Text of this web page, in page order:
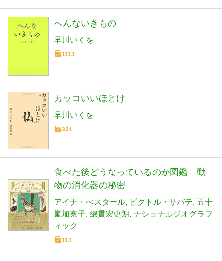
へんないきもの
早川いくを
1113
カッコいいほとけ
早川いくを
331
食べた後どうなっているのか図鑑 動
物の消化器の秘密
アイナ・べスタール ビクトル・サバテ 五十
嵐加奈子 綿貫宏史朗 ナショナルジオグラフ
ィック
113